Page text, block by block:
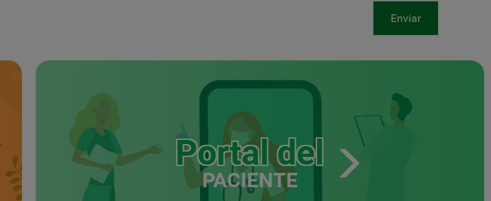
Enviar
Portal del
PACIENTE